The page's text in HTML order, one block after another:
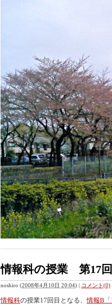
情報科の授業 第17回
noshiro (2008年4月10日 20:04) | コメント(0)
情報科の授業17回目となる、情報B「